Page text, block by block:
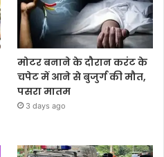
मोटर बनाने के दौरान करंट के
चपेट में आने से बुजुर्ग की मौत,
पसरा मातम
3 days ago